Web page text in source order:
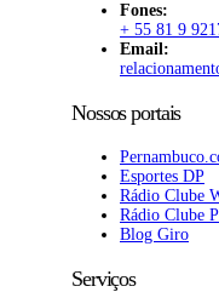
Fones:
+ 55 81 9
Email:
Nossos portais
Esportes DP
Rádio Clube
Rádio Clube
Blog Giro
Serviços